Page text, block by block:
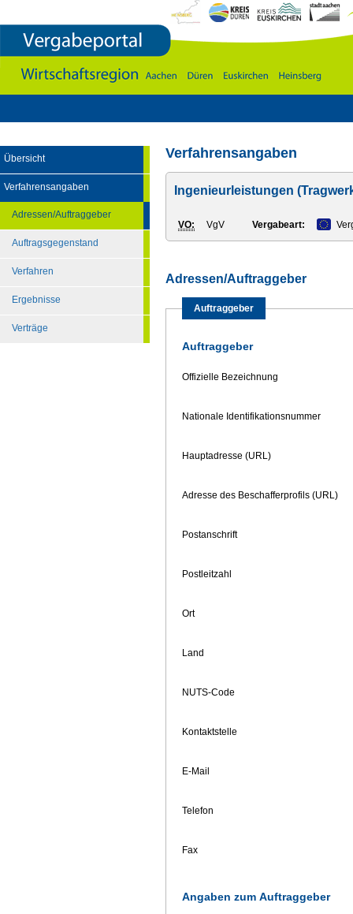
Aachen
DÃ¼ren
Heinsberg
Übersicht
Verfahrensangaben
Adressen/Auftraggeber
Auftragsgegenstand
Verfahren
Ergebnisse
Verträge
Verfahrensangaben
Ingenieurleistungen
VO: VgV Vergabeart:
Adressen/Auftraggeber
Auftraggeber
Auftraggeber
Offizielle Bezeichnung
Nationale Identifikationsnummer
Hauptadresse (URL)
Adresse des Beschafferprofils (URL)
Postanschrift
Postleitzahl
Ort
Land
NUTS-Code
Kontaktstelle
E-Mail
Telefon
Fax
Angaben zum Auftraggeber